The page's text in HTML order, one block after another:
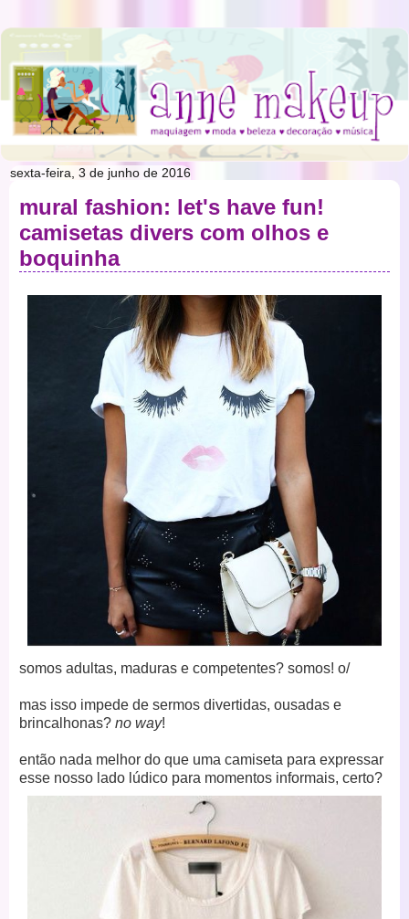
sexta-feira, 3 de junho de 2016
mural fashion: let's have fun!
camisetas divers com olhos e
boquinha
somos adultas, maduras e competentes? somos! o/
mas isso impede de sermos divertidas, ousadas e
brincalhonas? no way!
então nada melhor do que uma camiseta para expressar
esse nosso lado lúdico para momentos informais, certo?